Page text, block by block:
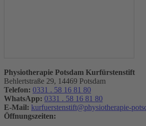
Physiotherapie Potsdam Kurfürstenstift
Behlertstraße 29, 14469 Potsdam
Telefon: 0331 . 58 16 81 80
WhatsApp: 0331 . 58 16 81 80
E-Mail: kurfuerstenstift@physiotherapie-
Öffnungszeiten: